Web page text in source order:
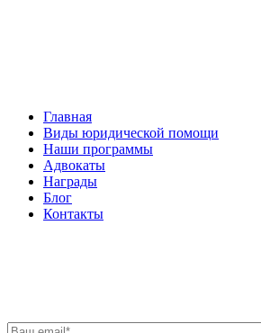
Главная
Виды юридической помощи
Наши программы
Адвокаты
Награды
Блог
Контакты